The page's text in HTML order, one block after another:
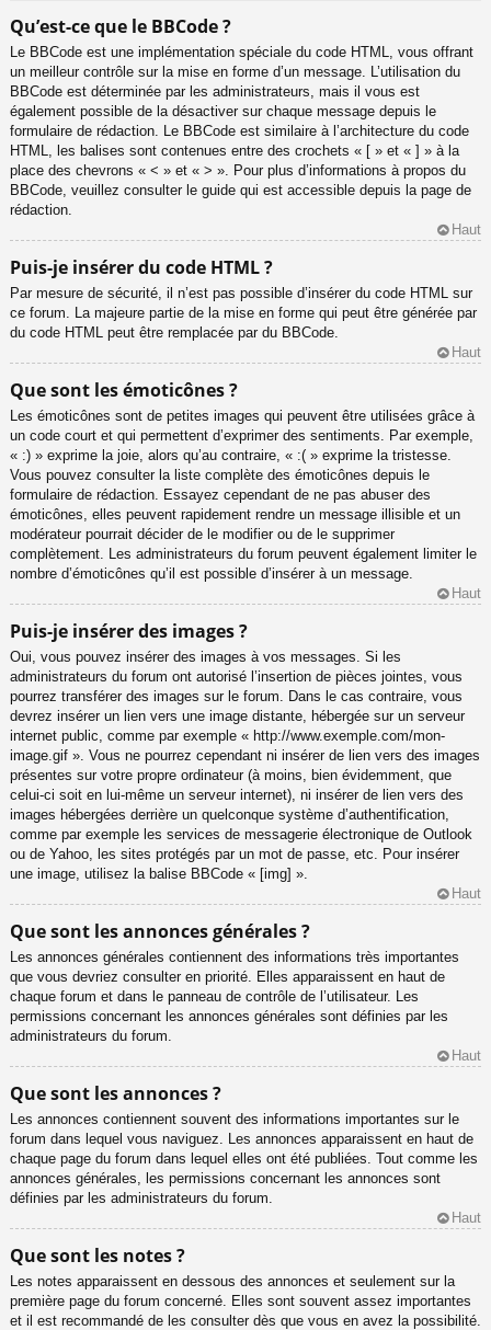
Qu’est-ce que le BBCode ?
Le BBCode est une implémentation spéciale du code HTML, vous offrant
un meilleur contrôle sur la mise en forme d’un message. L’utilisation du
BBCode est déterminée par les administrateurs, mais il vous est
également possible de la désactiver sur chaque message depuis le
formulaire de rédaction. Le BBCode est similaire à l’architecture du code
HTML, les balises sont contenues entre des crochets « [ » et « ] » à la
place des chevrons « < » et « > ». Pour plus d’informations à propos du
BBCode, veuillez consulter le guide qui est accessible depuis la page de
rédaction.
Haut
Puis-je insérer du code HTML ?
Par mesure de sécurité, il n’est pas possible d’insérer du code HTML sur
ce forum. La majeure partie de la mise en forme qui peut être générée par
du code HTML peut être remplacée par du BBCode.
Haut
Que sont les émoticônes ?
Les émoticônes sont de petites images qui peuvent être utilisées grâce à
un code court et qui permettent d’exprimer des sentiments. Par exemple,
« :) » exprime la joie, alors qu’au contraire, « :( » exprime la tristesse.
Vous pouvez consulter la liste complète des émoticônes depuis le
formulaire de rédaction. Essayez cependant de ne pas abuser des
émoticônes, elles peuvent rapidement rendre un message illisible et un
modérateur pourrait décider de le modifier ou de le supprimer
complètement. Les administrateurs du forum peuvent également limiter le
nombre d’émoticônes qu’il est possible d’insérer à un message.
Haut
Puis-je insérer des images ?
Oui, vous pouvez insérer des images à vos messages. Si les
administrateurs du forum ont autorisé l’insertion de pièces jointes, vous
pourrez transférer des images sur le forum. Dans le cas contraire, vous
devrez insérer un lien vers une image distante, hébergée sur un serveur
internet public, comme par exemple « http://www.exemple.com/mon-
image.gif ». Vous ne pourrez cependant ni insérer de lien vers des images
présentes sur votre propre ordinateur (à moins, bien évidemment, que
celui-ci soit en lui-même un serveur internet), ni insérer de lien vers des
images hébergées derrière un quelconque système d’authentification,
comme par exemple les services de messagerie électronique de Outlook
ou de Yahoo, les sites protégés par un mot de passe, etc. Pour insérer
une image, utilisez la balise BBCode « [img] ».
Haut
Que sont les annonces générales ?
Les annonces générales contiennent des informations très importantes
que vous devriez consulter en priorité. Elles apparaissent en haut de
chaque forum et dans le panneau de contrôle de l’utilisateur. Les
permissions concernant les annonces générales sont définies par les
administrateurs du forum.
Haut
Que sont les annonces ?
Les annonces contiennent souvent des informations importantes sur le
forum dans lequel vous naviguez. Les annonces apparaissent en haut de
chaque page du forum dans lequel elles ont été publiées. Tout comme les
annonces générales, les permissions concernant les annonces sont
définies par les administrateurs du forum.
Haut
Que sont les notes ?
Les notes apparaissent en dessous des annonces et seulement sur la
première page du forum concerné. Elles sont souvent assez importantes
et il est recommandé de les consulter dès que vous en avez la possibilité.